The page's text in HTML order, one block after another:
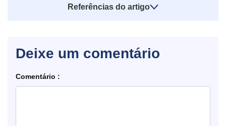
Referências do artigo
Deixe um comentário
Comentário